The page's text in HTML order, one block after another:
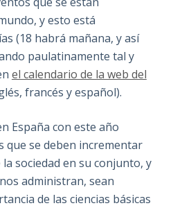
y esto está
(18 habrá mañana, y así
paulatinamente tal y
el calendario de la web del
francés y español).
España con este año
que se deben incrementar
sociedad en su conjunto, y
administran, sean
de las ciencias básicas